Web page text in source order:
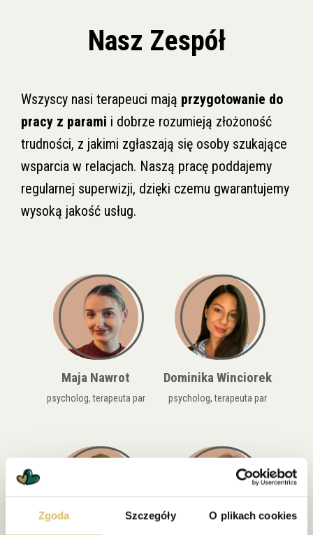
Zgoda Szczegóły O plikach cookies
Nasz Zespół
Wszyscy nasi terapeuci mają przygotowanie do
pracy z parami i dobrze rozumieją złożoność
trudności, z jakimi zgłaszają się osoby szukające
wsparcia w relacjach. Naszą pracę poddajemy
regularnej superwizji, dzięki czemu gwarantujemy
wysoką jakość usług.
Maja Nawrot
psycholog, terapeuta par
Dominika Winciorek
psycholog, terapeuta par